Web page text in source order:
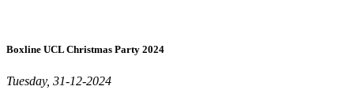
Boxline UCL Christmas Party 2024
Tuesday, 31-12-2024